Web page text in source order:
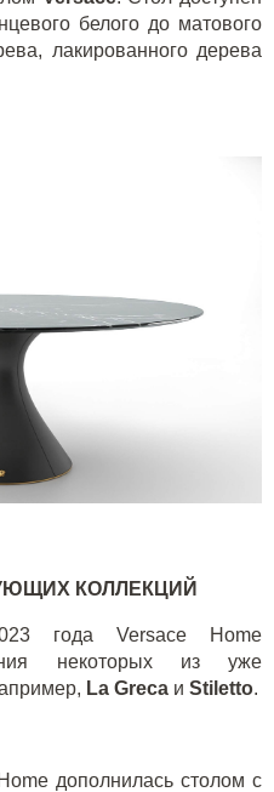
белого до матового
лакированного дерева
КОЛЛЕКЦИЙ
годаVersace Home
некоторых из уже
La Greca и Stiletto.
дополнилась столом с